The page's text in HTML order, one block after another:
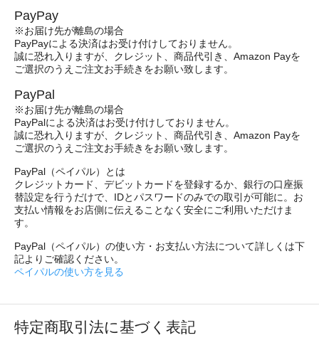
PayPay
※お届け先が離島の場合
PayPayによる決済はお受け付けしておりません。
誠に恐れ入りますが、クレジット、商品代引き、Amazon Payを
ご選択のうえご注文お手続きをお願い致します。
PayPal
※お届け先が離島の場合
PayPalによる決済はお受け付けしておりません。
誠に恐れ入りますが、クレジット、商品代引き、Amazon Payを
ご選択のうえご注文お手続きをお願い致します。
PayPal（ペイパル）とは
クレジットカード、デビットカードを登録するか、銀行の口座振
替設定を行うだけで、IDとパスワードのみでの取引が可能に。お
支払い情報をお店側に伝えることなく安全にご利用いただけま
す。
PayPal（ペイパル）の使い方・お支払い方法について詳しくは下
記よりご確認ください。
ペイパルの使い方を見る
特定商取引法に基づく表記